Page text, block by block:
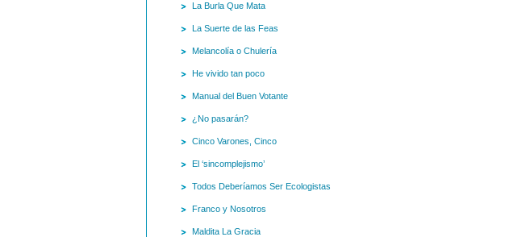
La Burla Que Mata
La Suerte de las Feas
Melancolía o Chulería
He vivido tan poco
Manual del Buen Votante
¿No pasarán?
Cinco Varones, Cinco
El ‘sincomplejismo’
Todos Deberíamos Ser Ecologistas
Franco y Nosotros
Maldita La Gracia